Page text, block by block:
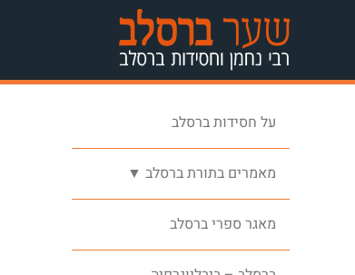
על חסידות ברסלב
מאמרים בתורת ברסלב ▼
מאגר ספרי ברסלב